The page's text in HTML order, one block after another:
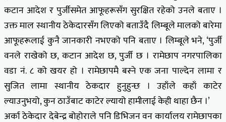
कटान आदेश र पुर्जीसमेत आफूहरूसँग सुरक्षित रहेको उनले बताए ।
उक्त माल स्थानीय ठेकेदारसँग लिएको बताउँदै लिम्बूले मालको बारेमा
आफूहरूलाई कुनै जानकारी नभएको पनि बताए । लिम्बूले भने, ‘पुर्जी
वनले राखेको छ, कटान आदेश छ, पुर्जी छ । रामेछाप नगरपालिका
वडा नं. ८ को खयर हो । रामेछापमै बस्ने एक जना पाल्देन लामा र
सुजित लामा स्थानीय ठेकदार हुनुहुन्छ । उहाँले कहाँ काटेर
ल्याउनुभयो, कुन ठाउँबाट काटेर ल्यायो हामीलाई केही थाहा छैन ।’
अर्का ठेकेदार देबेन्द्र बोहोराले पनि डिभिजन वन कार्यालय रामेछापका